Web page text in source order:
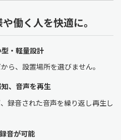
働く人を快適に。
・軽量設計
ら、設置場所を選びません。
、音声を再生
録音された音声を繰り返し再生し
音が可能